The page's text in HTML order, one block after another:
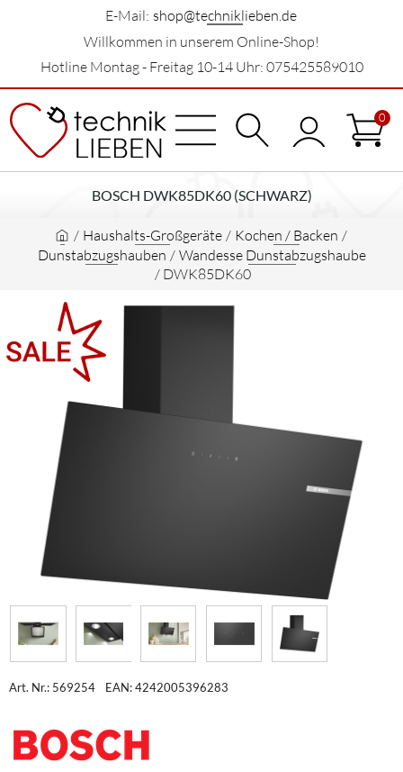
E-Mail: shop@techniklieben.de
Willkommen in unserem Online-Shop!
Hotline Montag - Freitag 10-14 Uhr: 075425589010
0
BOSCH DWK85DK60 (SCHWARZ)
/ Haushalts-Großgeräte / Kochen / Backen /
Dunstabzugshauben / Wandesse Dunstabzugshaube
/ DWK85DK60
Art. Nr.: 569254 EAN: 4242005396283